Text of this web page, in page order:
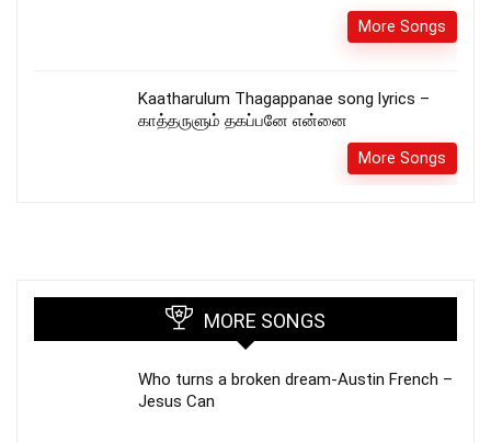
More Songs
Kaatharulum Thagappanae song lyrics –
காத்தருளும் தகப்பனே என்னை
More Songs
MORE SONGS
Who turns a broken dream-Austin French –
Jesus Can